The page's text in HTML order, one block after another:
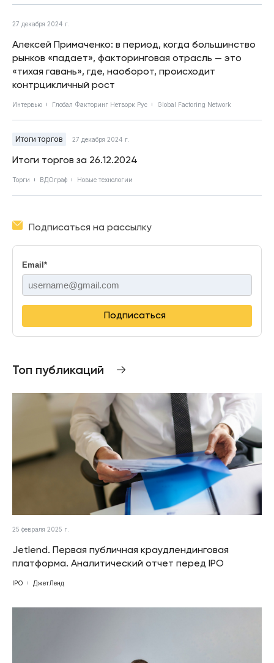
27 декабря 2024 г.
Алексей Примаченко: в период, когда большинство
рынков «падает», факторинговая отрасль — это
«тихая гавань», где, наоборот, происходит
контрцикличный рост
Интервью Глобал Факторинг Нетворк Рус Global Factoring Network
Итоги торгов 27 декабря 2024 г.
Итоги торгов за 26.12.2024
Торги ВДОграф Новые технологии
Подписаться на рассылку
Email *
Подписаться
Топ публикаций
25 февраля 2025 г.
Jetlend. Первая публичная краудлендинговая
платформа. Аналитический отчет перед IPO
IPO ДжетЛенд